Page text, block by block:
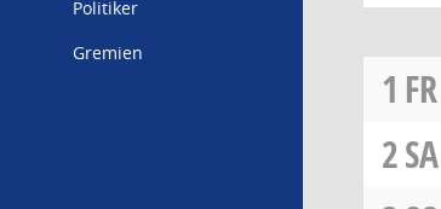
Politiker
Gremien
1 FR
2SA